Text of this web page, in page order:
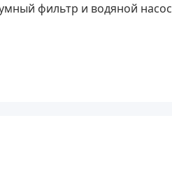
фильтр и водяной насос